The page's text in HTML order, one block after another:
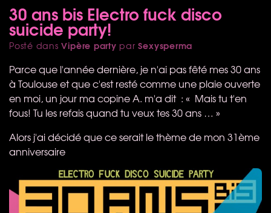
30 ans bis Electro fuck disco
suicide party!
Posté dansVipère party parSexysperma
Parce que l'année dernière, je n'ai pas fêté mes 30 ans
à Toulouse et que c'est resté comme une plaie ouverte
en moi, un jour ma copine A. m'a dit : « Mais tu t'en
fous! Tu les refais quand tu veux tes 30 ans … »
Alors j'ai décidé que ce serait le thème de mon 31ème
anniversaire